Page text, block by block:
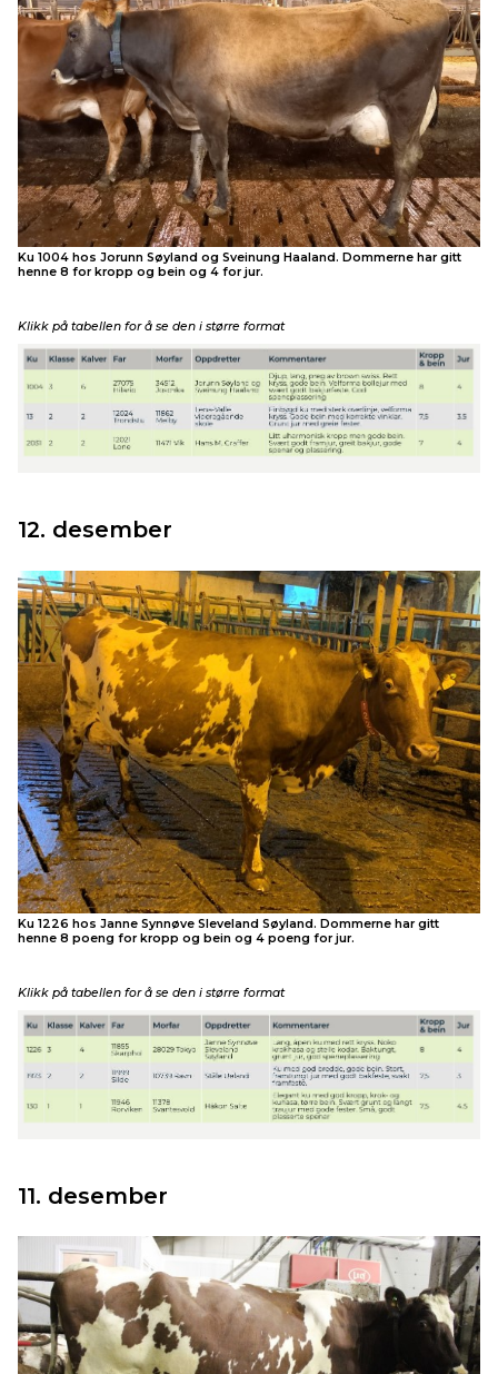
Ku 1004 hos Jorunn Søyland og Sveinung Haaland. Dommerne har gitt
henne 8 for kropp og bein og 4 for jur.
Klikk på tabellen for å se den i større format
12. desember
Ku 1226 hos Janne Synnøve Sleveland Søyland. Dommerne har gitt
henne 8 poeng for kropp og bein og 4 poeng for jur.
Klikk på tabellen for å se den i større format
11. desember